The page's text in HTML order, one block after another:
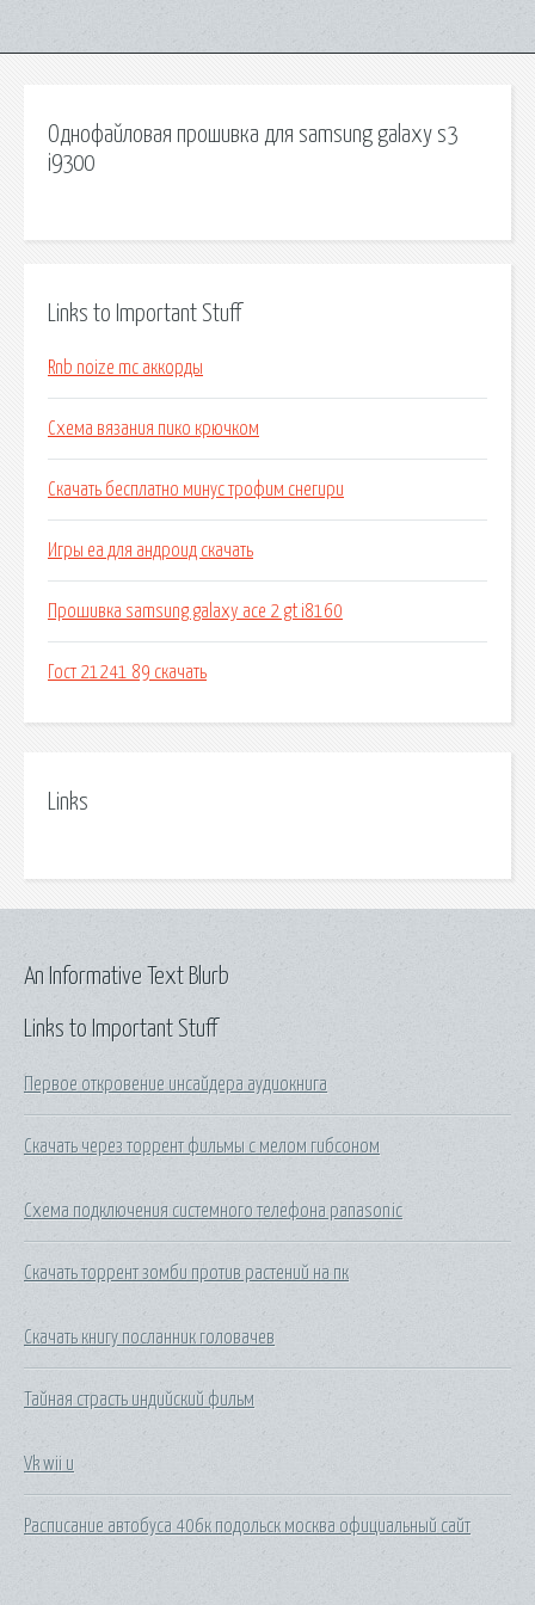
Однофайловая прошивка для samsung galaxy s3
i9300
Links to Important Stuff
Rnb noize mc аккорды
Схема вязания пико крючком
Скачать бесплатно минус трофим снегири
Игры ea для андроид скачать
Прошивка samsung galaxy ace 2 gt i8160
Гост 21241 89 скачать
Links
Links to Important Stuff
Первое откровение инсайдера аудиокнига
Скачать через торрент фильмы с мелом гибсоном
Схема подключения системного телефона panasonic
Скачать торрент зомби против растений на пк
Скачать книгу посланник головачев
Тайная страсть индийский фильм
Vk wii u
Расписание автобуса 406к подольск москва официальный сайт
An Informative Text Blurb